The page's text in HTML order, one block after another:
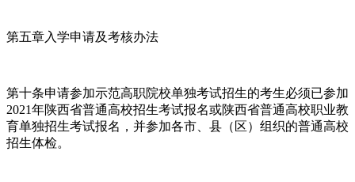
第五章入学申请及考核办法
第十条申请参加示范高职院校单独考试招生的考生必须已参加
2021年陕西省普通高校招生考试报名或陕西省普通高校职业教
育单独招生考试报名，并参加各市、县（区）组织的普通高校
招生体检。